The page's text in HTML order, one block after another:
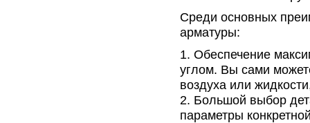
Среди основных
арматуры:
Обеспечение
углом. Вы сами
воздуха или
Большой выбор
параметры